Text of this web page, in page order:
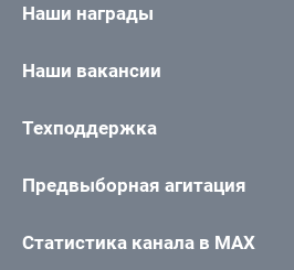
Наши награды
Наши вакансии
Техподдержка
Предвыборная агитация
Статистика канала в MAX